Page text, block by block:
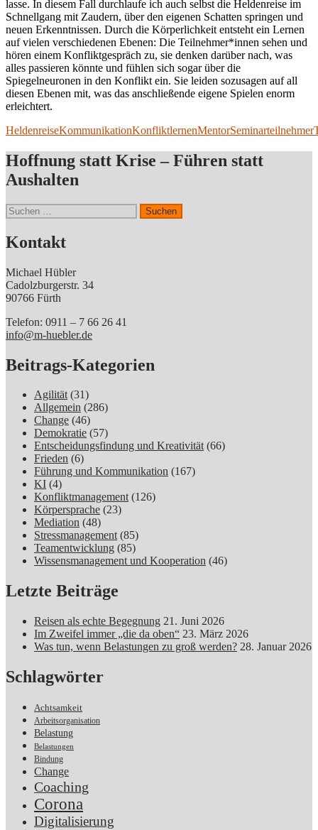
lasse. In diesem Fall durchlaufe ich auch selbst die Heldenreise im
Schnellgang mit Zaudern, über den eigenen Schatten springen und
neuen Erkenntnissen. Durch die Körperlichkeit entsteht ein Lernen
auf vielen verschiedenen Ebenen: Die Teilnehmer*innen sehen und
hören einem Konfliktgespräch zu, sie denken darüber nach, was
alles passieren könnte und fühlen sich sogar über die
Spiegelneuronen in den Konflikt ein. Sie leiden sozusagen auf all
diesen Ebenen mit, was das anschließende eigene Spielen enorm
erleichtert.
HeldenreiseKommunikationKonfliktlernenMentorSeminarteilnehmer
Hoffnung statt Krise – Führen statt
Aushalten
Suchen
nach:
Kontakt
Michael Hübler
Cadolzburgerstr. 34
90766 Fürth
Telefon: 0911 – 7 66 26 41
info@m-huebler.de
Beitrags-Kategorien
Agilität(31)
Allgemein (286)
Change (46)
Demokratie (57)
Entscheidungsfindung und Kreativität(66)
Frieden (6)
Führung und Kommunikation (167)
KI (4)
Konfliktmanagement(126)
Körpersprache (23)
Mediation (48)
Stressmanagement(85)
Teamentwicklung (85)
Wissensmanagement und Kooperation (46)
Letzte Beiträge
Reisen als echte Begegnung 21. Juni 2026
Im Zweifel immer „die da oben“ 23. März 2026
Was tun, wenn Belastungen zu groß werden? 28. Januar 2026
Schlagwörter
Achtsamkeit
Arbeitsorganisation
Belastung
Belastungen
Bindung
Change
Coaching
Corona
Digitalisierung